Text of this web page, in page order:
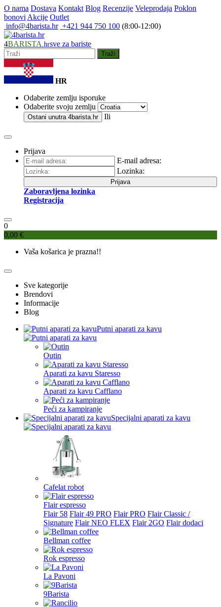
O nama Dostava Kontakt Blog Recenzije Veleprodaja Poklon
bonovi Akcije Outlet
info@4barista.hr +421 944 750 100 (8:00-12:00)
4BARISTA .hrsve za bariste
Traži
HR
Odaberite zemlju isporuke
Odaberite svoju zemlju
Ostani unutra 4barista.hr Ili
Prijava
E-mail adresa:
Lozinka:
Prijava
Zaboravljena lozinka
Registracija
0
0,00 €
Vaša košarica je prazna!!
Sve kategorije
Brendovi
Informacije
Blog
Putni aparati za kavu
Outin
Aparati za kavu Staresso
Aparati za kavu Cafflano
Peći za kampiranje
Specijalni aparati za kavu
Cafelat robot
Flair espresso
Flair 58 Flair 49 PRO Flair PRO Flair Classic /
Signature Flair NEO FLEX Flair 2GO Flair dodaci
Bellman coffee
Rok espresso
La Pavoni
9Barista